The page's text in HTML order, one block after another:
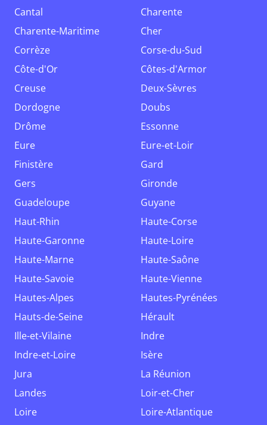
Cantal
Charente
Charente-Maritime
Cher
Corrèze
Corse-du-Sud
Côte-d'Or
Côtes-d'Armor
Creuse
Deux-Sèvres
Dordogne
Doubs
Drôme
Essonne
Eure
Eure-et-Loir
Finistère
Gard
Gers
Gironde
Guadeloupe
Guyane
Haut-Rhin
Haute-Corse
Haute-Garonne
Haute-Loire
Haute-Marne
Haute-Saône
Haute-Savoie
Haute-Vienne
Hautes-Alpes
Hautes-Pyrénées
Hauts-de-Seine
Hérault
Ille-et-Vilaine
Indre
Indre-et-Loire
Isère
Jura
La Réunion
Landes
Loir-et-Cher
Loire
Loire-Atlantique